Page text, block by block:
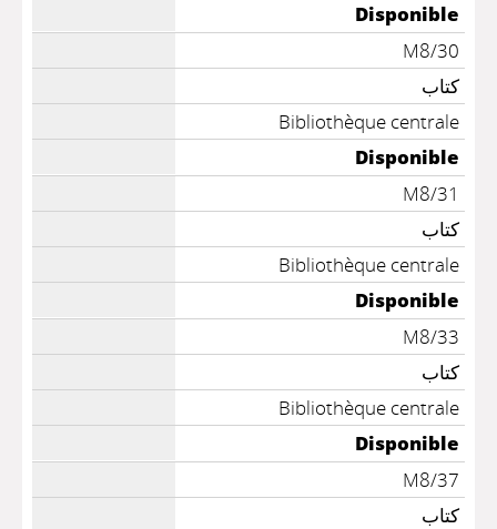
Disponible
M8/30
كتاب
Bibliothèque centrale
Disponible
M8/31
كتاب
Bibliothèque centrale
Disponible
M8/33
كتاب
Bibliothèque centrale
Disponible
M8/37
كتاب